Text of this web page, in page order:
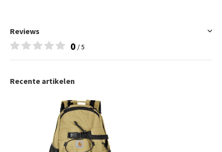
Reviews
0 / 5
Recente artikelen